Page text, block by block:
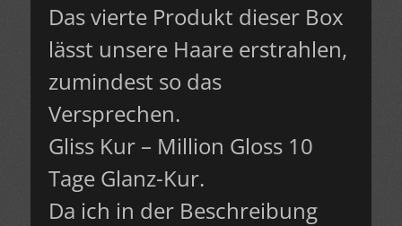
Das vierte Produkt dieser Box
lässt unsere Haare erstrahlen,
zumindest so das
Versprechen.
Gliss Kur – Million Gloss 10
Tage Glanz-Kur.
Da ich in der Beschreibung